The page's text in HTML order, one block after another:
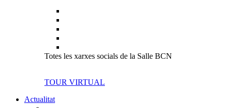
Totes les xarxes socials de la Salle BCN
TOUR VIRTUAL
Actualitat